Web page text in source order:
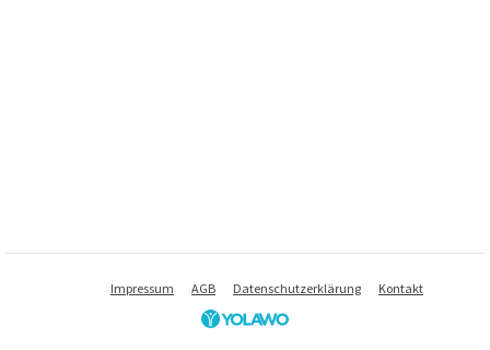
Impressum AGB Datenschutzerklärung Kontakt